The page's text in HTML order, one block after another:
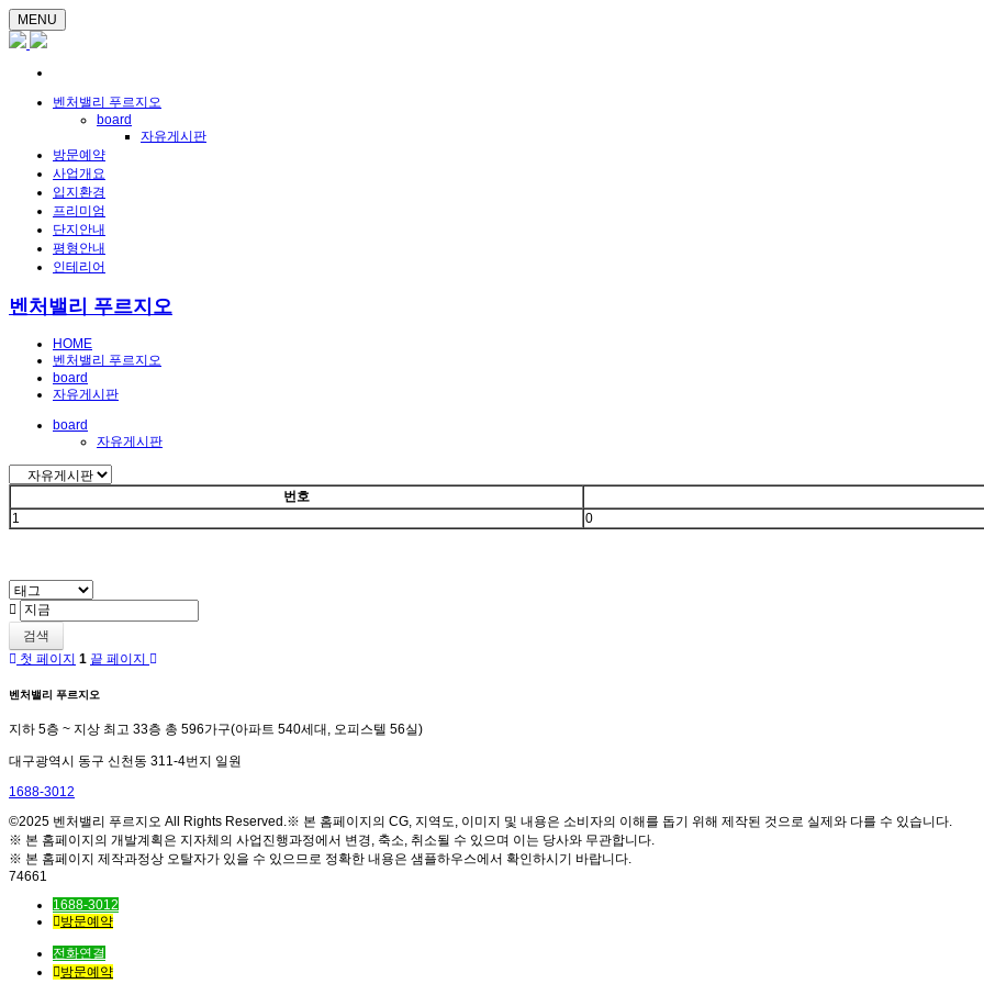
MENU
벤처밸리 푸르지오
board
자유게시판
방문예약
사업개요
입지환경
프리미엄
단지안내
평형안내
인테리어
벤처밸리 푸르지오
HOME
벤처밸리 푸르지오
board
자유게시판
board
자유게시판
번호
1
0
검색
첫 페이지 1 끝 페이지
벤처밸리 푸르지오
지하 5층 ~ 지상 최고 33층 총 596가구(아파트 540세대, 오피스텔 56실)
대구광역시 동구 신천동 311-4번지 일원
1688-3012
©2025 벤처밸리 푸르지오 All Rights Reserved.※ 본 홈페이지의 CG, 지역도, 이미지 및 내용은 소비자의 이해를 돕기 위해 제작된 것으로 실제와 다를 수 있습니다.
※ 본 홈페이지의 개발계획은 지자체의 사업진행과정에서 변경, 축소, 취소될 수 있으며 이는 당사와 무관합니다.
※ 본 홈페이지 제작과정상 오탈자가 있을 수 있으므로 정확한 내용은 샘플하우스에서 확인하시기 바랍니다.
74661
1688-3012
방문예약
전화연결
방문예약